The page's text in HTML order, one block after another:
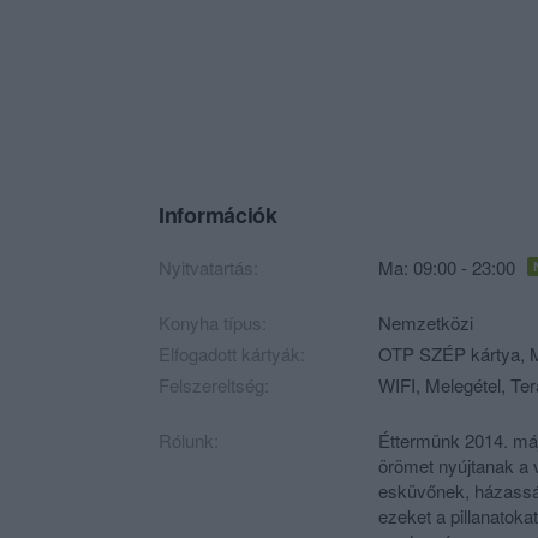
Információk
Nyitvatartás: Ma: 09:00 - 23:00
Konyha típus:
Nemzetközi
Elfogadott kártyák:
OTP SZÉP kártya,
Felszereltség:
WIFI, Melegétel,
Rólunk:
Éttermünk 2014.
örömet nyújtanak a
esküvőnek,
ezeket a